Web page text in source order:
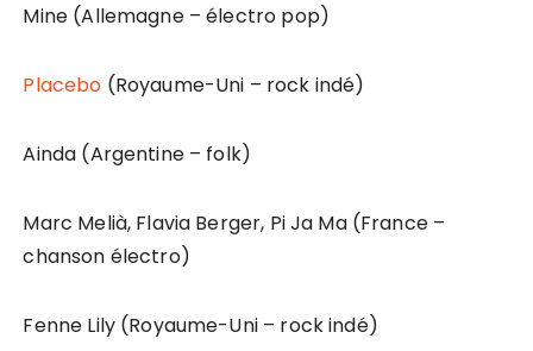
Mine (Allemagne – électro pop)
Placebo (Royaume-Uni – rock indé)
Ainda (Argentine – folk)
Marc Melià, Flavia Berger, Pi Ja Ma (France –
chanson électro)
Fenne Lily (Royaume-Uni – rock indé)